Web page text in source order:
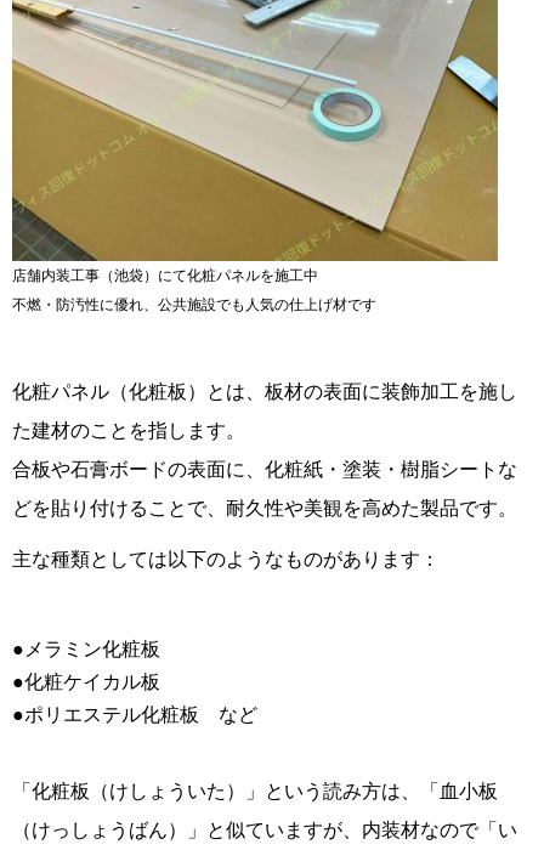
店舗内装工事（池袋）にて化粧パネルを施工中
不燃・防汚性に優れ、公共施設でも人気の仕上げ材です
化粧パネル（化粧板）とは、板材の表面に装飾加工を施し
た建材のことを指します。
合板や石膏ボードの表面に、化粧紙・塗装・樹脂シートな
どを貼り付けることで、耐久性や美観を高めた製品です。
主な種類としては以下のようなものがあります：
●メラミン化粧板
●化粧ケイカル板
●ポリエステル化粧板 など
「化粧板（けしょういた）」という読み方は、「血小板
（けっしょうばん）」と似ていますが、内装材なので「い